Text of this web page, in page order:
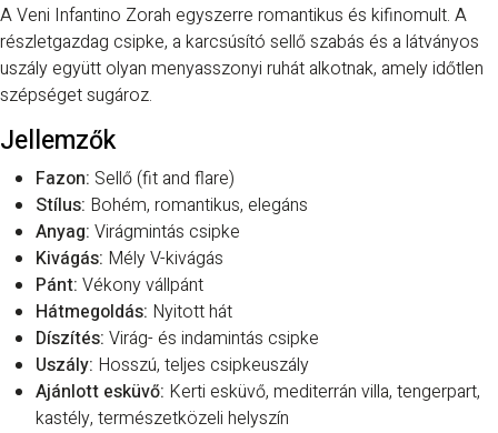
A Veni Infantino Zorah egyszerre romantikus és kifinomult. A
részletgazdag csipke, a karcsúsító sellő szabás és a látványos
uszály együtt olyan menyasszonyi ruhát alkotnak, amely időtlen
szépséget sugároz.
Jellemzők
Fazon: Sellő (fit and flare)
Stílus: Bohém, romantikus, elegáns
Anyag: Virágmintás csipke
Kivágás: Mély V-kivágás
Pánt: Vékony vállpánt
Hátmegoldás: Nyitott hát
Díszítés: Virág- és indamintás csipke
Uszály: Hosszú, teljes csipkeuszály
Ajánlott esküvő: Kerti esküvő, mediterrán villa, tengerpart,
kastély, természetközeli helyszín